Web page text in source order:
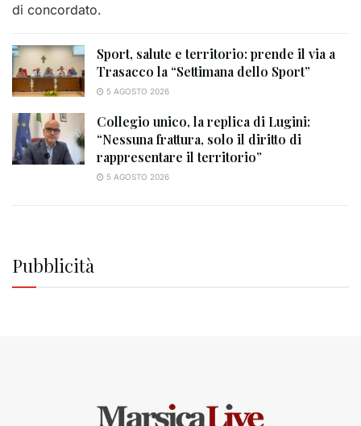
di concordato.
Sport, salute e territorio: prende il via a
Trasacco la “Settimana dello Sport”
5 AGOSTO 2026
Collegio unico, la replica di Lugini:
“Nessuna frattura, solo il diritto di
rappresentare il territorio”
5 AGOSTO 2026
Pubblicità